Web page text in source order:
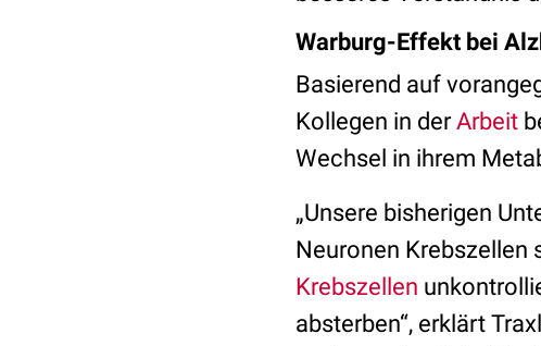
Warburg-Effekt bei
Basierend auf
Kollegen in derArbeit
Wechsel in ihrem
„Unsere bisherigen
Neuronen Krebszellen
Krebszellen
absterben“, erklärt